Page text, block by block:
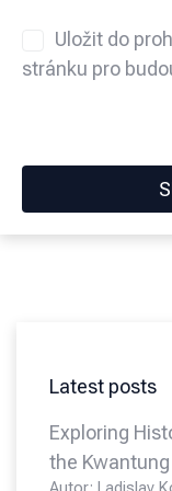
Uložit do
stránku pro
Latest posts
Exploring
the